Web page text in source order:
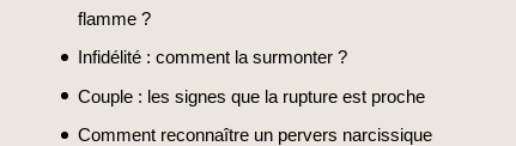
flamme ?
Infidélité : comment la surmonter ?
Couple : les signes que la rupture est proche
Comment reconnaître un pervers narcissique